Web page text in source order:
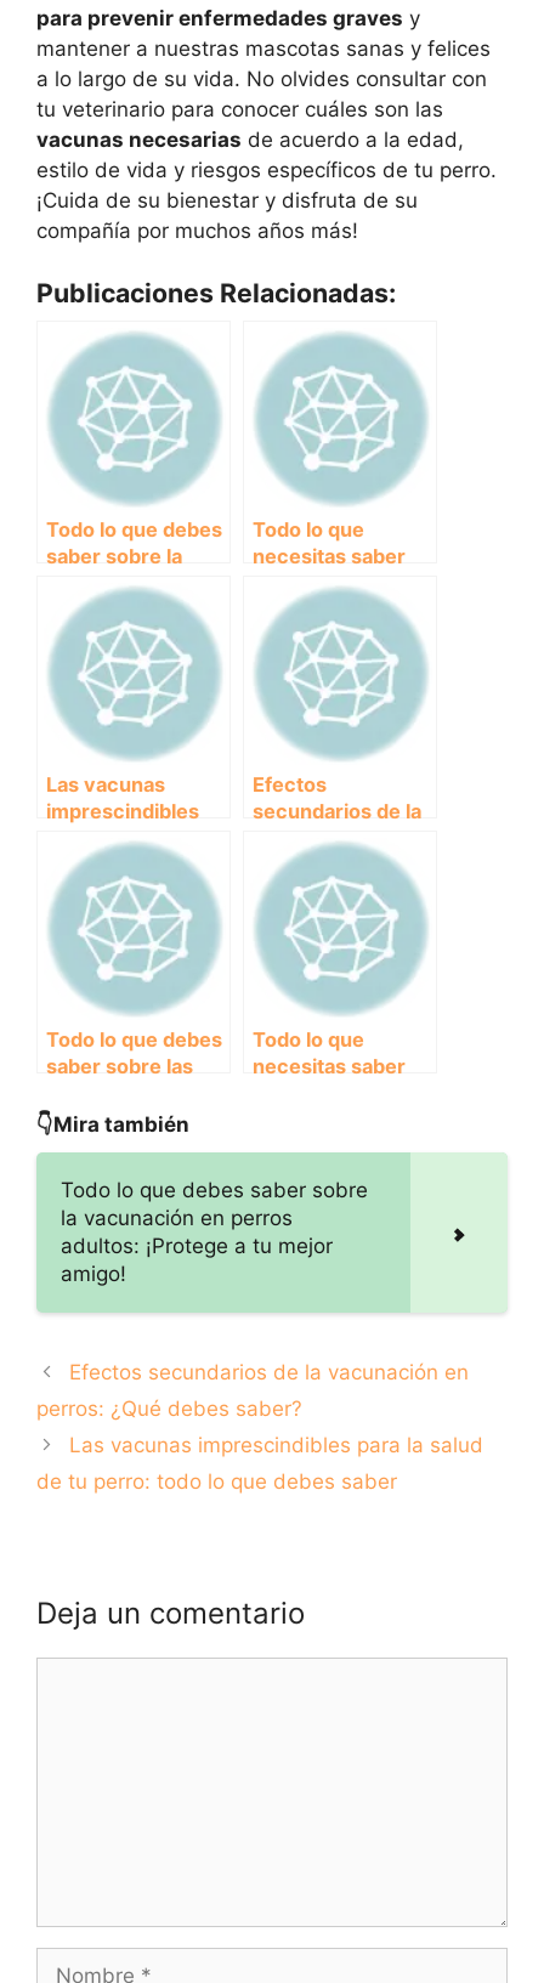
para prevenir enfermedades graves y
mantener a nuestras mascotas sanas y felices
a lo largo de su vida. No olvides consultar con
tu veterinario para conocer cuáles son las
vacunas necesarias de acuerdo a la edad,
estilo de vida y riesgos específicos de tu perro.
¡Cuida de su bienestar y disfruta de su
compañía por muchos años más!
Publicaciones Relacionadas:
Todo lo que debes
saber sobre la
vacunación en
perros
Todo lo que
necesitas saber
sobre el
calendario de
vacunación para
perros: protege la
salud de tu
mascota
Las vacunas
imprescindibles
para la salud de tu
perro: todo lo que
debes saber
Efectos
secundarios de la
vacunación en
perros: ¿Qué
debes saber?
Todo lo que debes
saber sobre las
vacunación para
Todo lo que
necesitas saber
mascotas
👇Mira también
Todo lo que debes saber sobre
la vacunación en perros
adultos: ¡Protege a tu mejor
amigo!
Efectos secundarios de la vacunación en
perros: ¿Qué debes saber?
Las vacunas imprescindibles para la salud
de tu perro: todo lo que debes saber
Deja un comentario